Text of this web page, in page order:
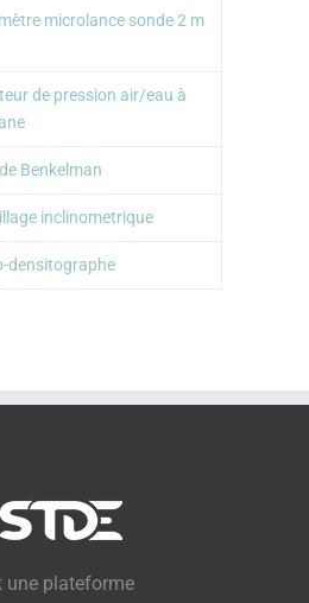
microlance sonde 2 m
de pression air/eau à
Benkelman
inclinometrique
densitographe
une plateforme